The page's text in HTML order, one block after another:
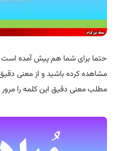
حتما برای شما هم پیش آمده است
مشاهده کرده باشید و از معنی
مطلب معنی دقیق این کلمه را